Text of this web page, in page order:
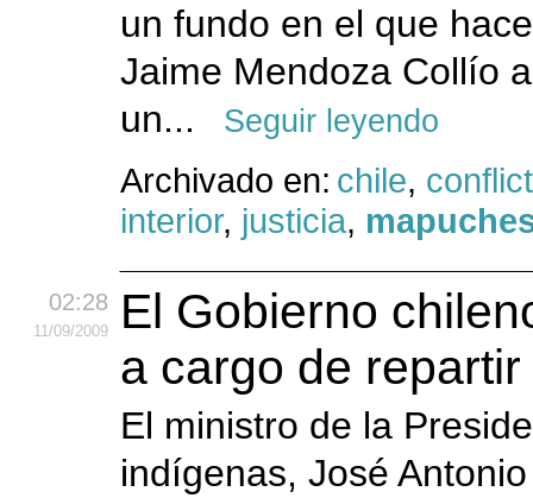
un fundo en el que
Jaime Mendoza Collío
un...
Seguir leyendo
Archivado en: chile,
interior, justicia,
02:28
11/09/2009
El Gobierno
a cargo de
El ministro de la
indígenas, José